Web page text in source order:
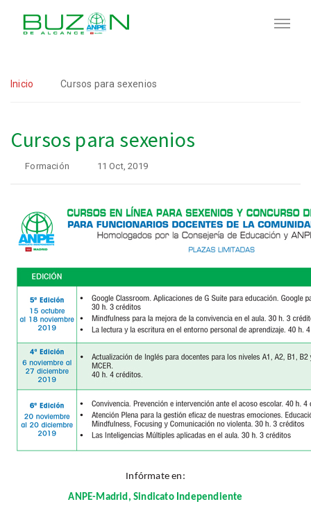
Inicio Cursos para sexenios
Cursos para sexenios
Formación 11 Oct, 2019
Infórmate en:
ANPE-Madrid, Sindicato Independiente